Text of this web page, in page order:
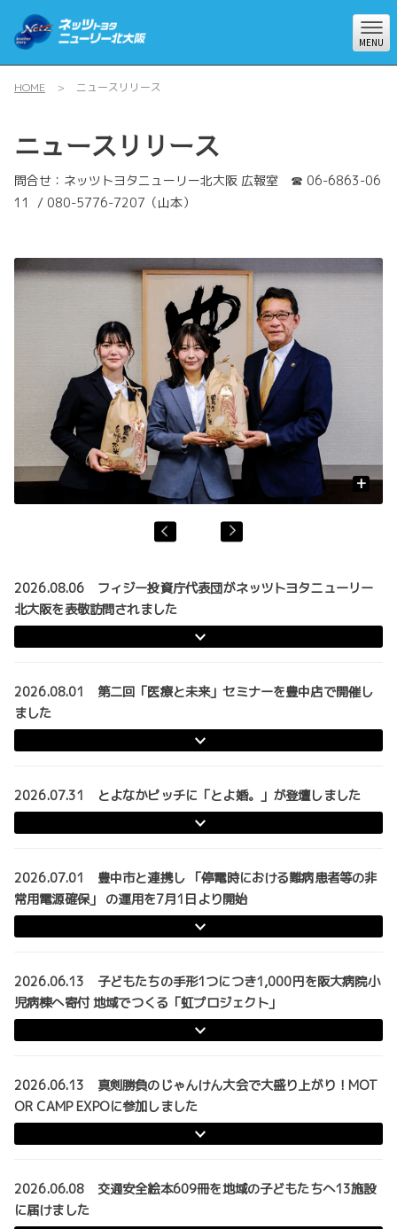
MENU
HOME ニュースリリース
ニュースリリース
問合せ：ネッツトヨタニューリー北大阪 広報室 ☎ 06-6863-06
11
/ 080-5776-7207 （山本）
+
2026.08.06 フィジー投資庁代表団がネッツトヨタニューリー
北大阪を表敬訪問されました
2026.08.01 第二回「医療と未来」セミナーを豊中店で開催し
ました
2026.07.31 とよなかピッチに「とよ婚。」が登壇しました
2026.07.01 豊中市と連携し 「停電時における難病患者等の非
常用電源確保」 の運用を7月1日より開始
2026.06.13 子どもたちの手形1つにつき1,000円を阪大病院小
児病棟へ寄付 地域でつくる「虹プロジェクト」
2026.06.13 真剣勝負のじゃんけん大会で大盛り上がり！MOT
OR CAMP EXPOに参加しました
2026.06.08 交通安全絵本609冊を地域の子どもたちへ13施設
に届けました